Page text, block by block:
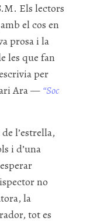
Els lectors
el cos en
prosa i la
les que fan
per
Ara — “Soc
l’estrella,
i d’una
no
la
tot es